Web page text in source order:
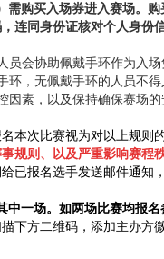
需购买入场券进入赛场。
连同身份证核对个人身份
员会协助佩戴手环作为入
环，无佩戴手环的人员不
因素，以及保持确保赛场
本次比赛视为对以上规则的
规则、以及严重影响赛程
已报名选手发送邮件通知，
中一场。如两场比赛均报
下方二维码，添加主办方微